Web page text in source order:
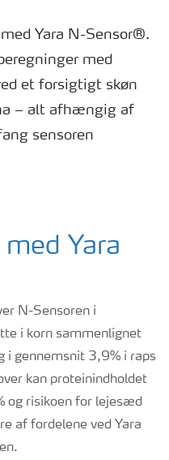
Yara N-Sensor®.
med
et forsigtigt skøn
– alt afhængig af
sensoren
Yara
N-Sensoren i
i korn sammenlignet
i gennemsnit 3,9% i raps
kan proteinindholdet
og risikoen for lejesæd
af fordelene ved Yara